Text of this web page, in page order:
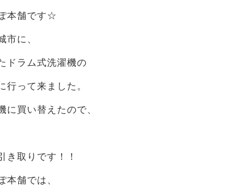
本舗です☆
に、
ドラム式洗濯機の
行って来ました。
に買い替えたので、
き取りです！！
舗では、